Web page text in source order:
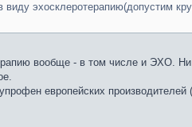
виду эхосклеротерапию(допустим
вообще - в том числе и ЭХО.
европейских